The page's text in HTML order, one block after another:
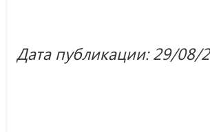
Дата публикации: 29/08/